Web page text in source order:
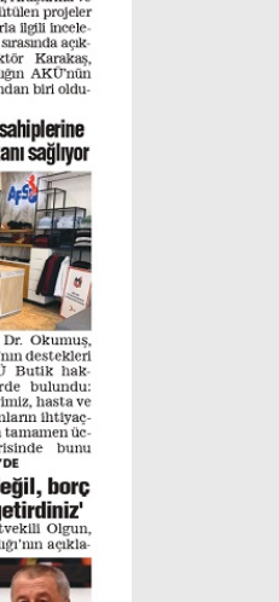
Künye
Teknoloji
Gizlilik Politikası
WhatsApp İhbar Hattı
Facebook